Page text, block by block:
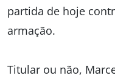
partida de hoje
armação.
Titular ou não,